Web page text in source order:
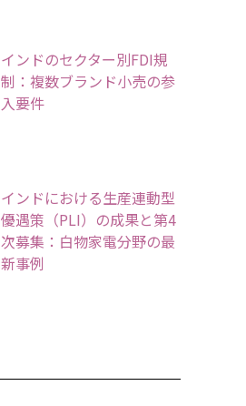
インドのセクター別FDI規
制：複数ブランド小売の参
入要件
インドにおける生産連動型
優遇策（PLI）の成果と第4
次募集：白物家電分野の最
新事例